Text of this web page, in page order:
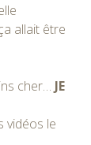
allait être
cher… JE
vidéos le